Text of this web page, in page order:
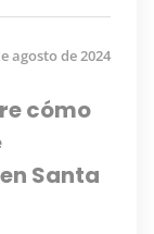
agosto de 2024
cómo
Santa